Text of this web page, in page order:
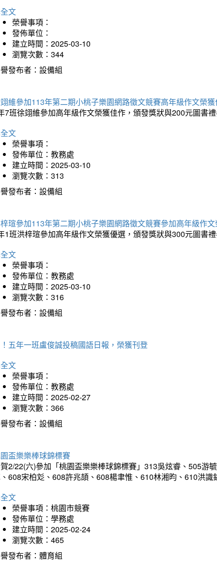
文
榮譽事項：
發佈單位：
建立時間：2025-03-10
瀏覽次數：344
發布者：設備組
維參加113年第二期小桃子樂園網路徵文競賽高年級作文榮
7班徐翊維參加高年級作文榮獲佳作，頒發獎狀與200元圖書
文
榮譽事項：
發佈單位：教務處
建立時間：2025-03-10
瀏覽次數：313
發布者：設備組
瑄參加113年第二期小桃子樂園網路徵文競賽參加高年級作
1班洪梓瑄參加高年級作文榮獲優選，頒發獎狀與300元圖書
文
榮譽事項：
發佈單位：教務處
建立時間：2025-03-10
瀏覽次數：316
發布者：設備組
五年一班盧俊誠投稿國語日報，榮獲刊登
文
榮譽事項：
發佈單位：教務處
建立時間：2025-02-27
瀏覽次數：366
發布者：設備組
盃樂樂棒球錦標賽
2/22(六)參加「桃園盃樂樂棒球錦標賽」313吳炫睿、505游
608宋柏彣、608許兆頡、608楊聿惟、610林湘昀、610洪
文
榮譽事項：桃園市競賽
發佈單位：學務處
建立時間：2025-02-24
瀏覽次數：465
發布者：體育組